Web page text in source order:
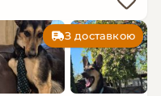
З доставкою